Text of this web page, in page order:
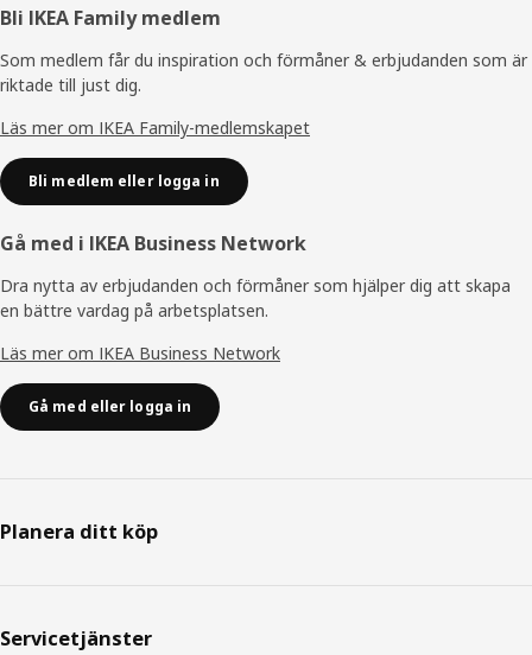
Sidfot
Bli IKEA Family medlem
Som medlem får du inspiration och förmåner & erbjudanden som är
riktade till just dig.
Läs mer om IKEA Family-medlemskapet
Bli medlem eller logga in
Gå med i IKEA Business Network
Dra nytta av erbjudanden och förmåner som hjälper dig att skapa
en bättre vardag på arbetsplatsen.
Läs mer om IKEA Business Network
Gå med eller logga in
Planera ditt köp
Servicetjänster